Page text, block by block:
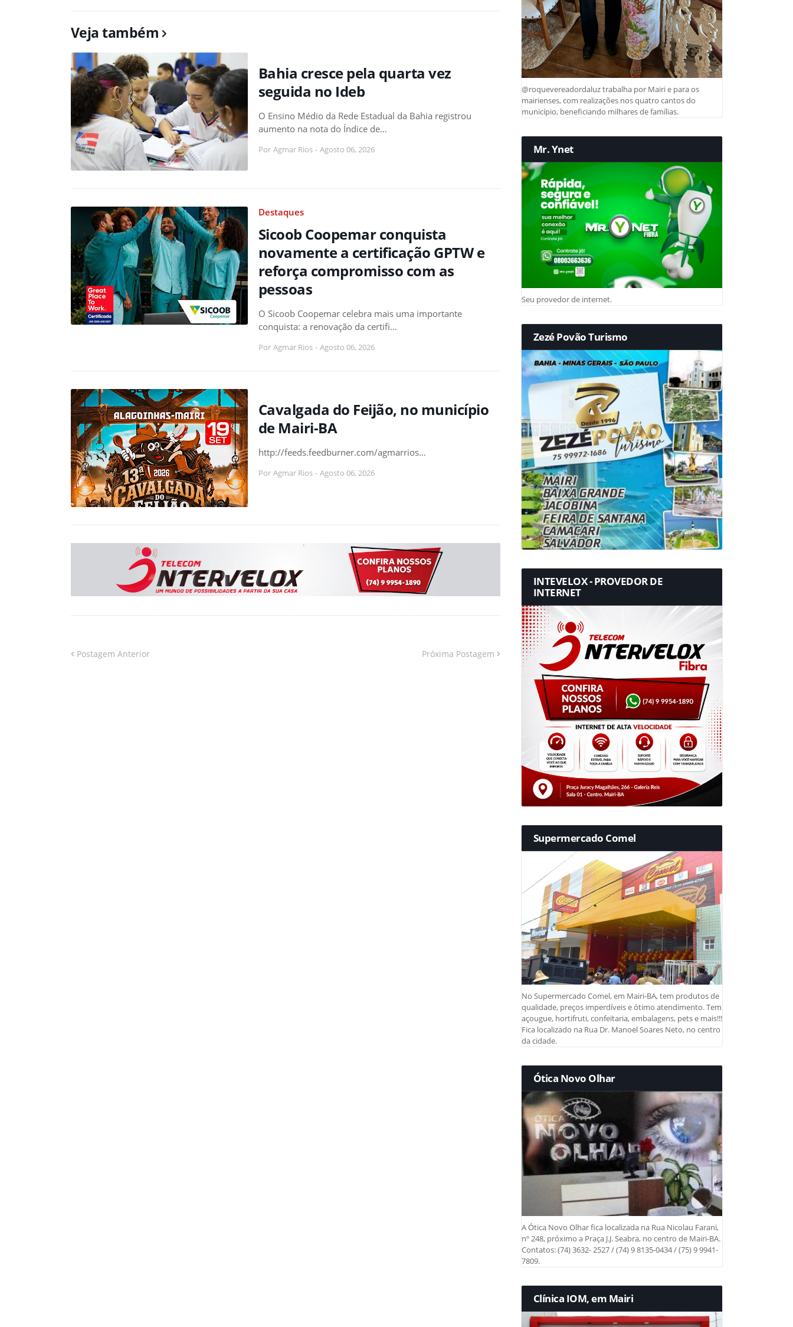
Veja também
Bahia cresce pela quarta vez
seguida no Ideb
O Ensino Médio da Rede Estadual da Bahia registrou
aumento na nota do Índice de…
Por Agmar Rios - Agosto 06, 2026
Destaques
Sicoob Coopemar conquista
novamente a certificação GPTW e
reforça compromisso com as
pessoas
O Sicoob Coopemar celebra mais uma importante
conquista: a renovação da certifi…
Por Agmar Rios - Agosto 06, 2026
Cavalgada do Feijão, no município
de Mairi-BA
http://feeds.feedburner.com/agmarrios…
Por Agmar Rios - Agosto 06, 2026
Postagem Anterior Próxima Postagem
@roquevereadordaluz trabalha por Mairi e para os
mairienses, com realizações nos quatro cantos do
município, beneficiando milhares de famílias.
Mr. Ynet
Seu provedor de internet.
Zezé Povão Turismo
INTEVELOX - PROVEDOR DE
INTERNET
Supermercado Comel
No Supermercado Comel, em Mairi-BA, tem produtos de
qualidade, preços imperdíveis e ótimo atendimento. Tem
açougue, hortifruti, confeitaria, embalagens, pets e mais!!!
Fica localizado na Rua Dr. Manoel Soares Neto, no centro
da cidade.
Ótica Novo Olhar
A Ótica Novo Olhar fica localizada na Rua Nicolau Farani,
nº 248, próximo a Praça J.J. Seabra, no centro de Mairi-BA.
Contatos: (74) 3632- 2527 / (74) 9 8135-0434 / (75) 9 9941-
7809.
Clínica IOM, em Mairi